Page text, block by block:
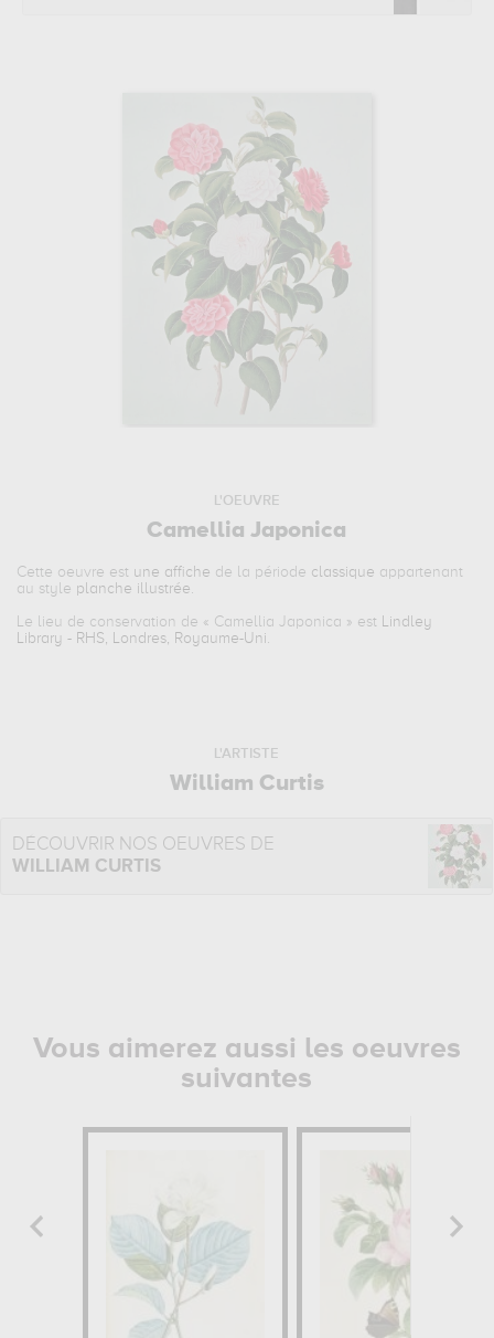
L'OEUVRE
Camellia Japonica
Cette oeuvre est une affiche de la période classique appartenant
au style planche illustrée.
Le lieu de conservation de « Camellia Japonica » est Lindley
Library - RHS, Londres, Royaume-Uni.
L'ARTISTE
William Curtis
DÉCOUVRIR NOS OEUVRES DE
WILLIAM CURTIS
Vous aimerez aussi les oeuvres
suivantes